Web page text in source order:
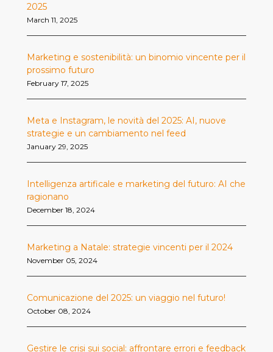
2025
March 11, 2025
Marketing e sostenibilità: un binomio vincente per il
prossimo futuro
February 17, 2025
Meta e Instagram, le novità del 2025: AI, nuove
strategie e un cambiamento nel feed
January 29, 2025
Intelligenza artificale e marketing del futuro: AI che
ragionano
December 18, 2024
Marketing a Natale: strategie vincenti per il 2024
November 05, 2024
Comunicazione del 2025: un viaggio nel futuro!
October 08, 2024
Gestire le crisi sui social: affrontare errori e feedback